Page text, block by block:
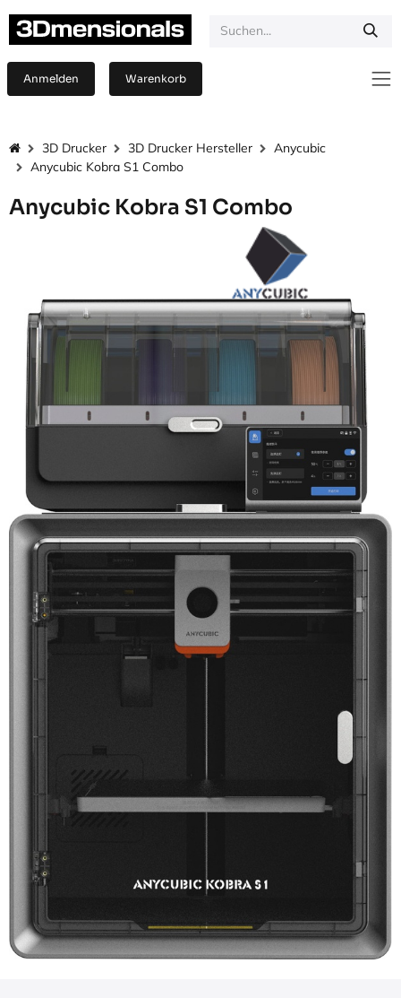
Anmelden Warenkorb
3D Drucker 3D Drucker Hersteller
Anycubic
Anycubic Kobra S1 Combo
Anycubic Kobra S1 Combo